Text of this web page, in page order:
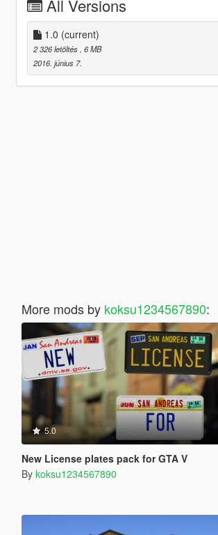
All Versions
1.0 (current)
2 326 letöltés , 6 MB
2016. június 7.
More mods by koksu1234567890:
5.0
New License plates pack for GTA V
By koksu1234567890